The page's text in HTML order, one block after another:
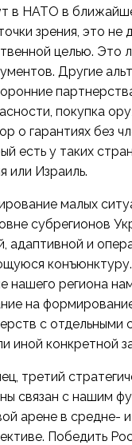
в НАТО в
зрения, это не
целью. Это
Другие
покупка
о гарантиях без
есть у таких
или Израиль.
малых
субрегионов
адаптивной и
нашего региона
на
с отдельными
иной конкретной
третий
связан с нашим
арене в средне-
Победить